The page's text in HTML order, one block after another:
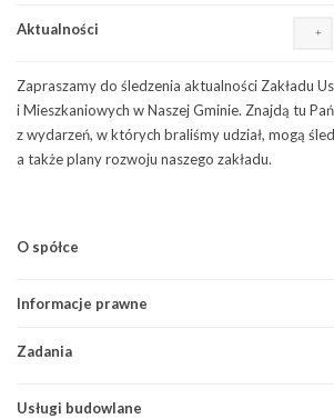
Aktualności
Zapraszamy do śledzenia aktualności Zakładu
i Mieszkaniowych w Naszej Gminie. Znajdą tu
z wydarzeń, w których braliśmy udział, mogą
a także plany rozwoju naszego zakładu.
Wydarzenia, osiągnięcia, inicjatywy
Plany i zamierzenia
Komunikaty, awarie i wyłączenia
O spółce
Działalność
Informacje prawne
Zadania
Woda i ścieki
Usługi budowlane